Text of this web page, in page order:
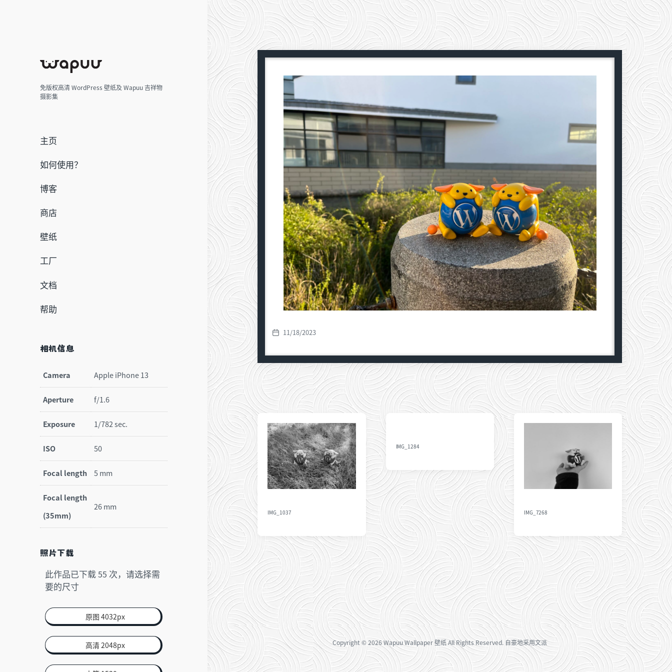
免版权高清 WordPress 壁纸及 Wapuu 吉祥物
摄影集
主页
如何使用？
博客
商店
壁纸
工厂
文档
帮助
相机信息
Camera Apple iPhone 13
Aperture f/1.6
Exposure 1/782 sec.
ISO 50
Focal length 5 mm
Focal length
(35mm)
26 mm
照片下载
此作品已下载55 次，请选择需
要的尺寸
原图 4032px
高清 2048px
发
布
日
期
11/18/2023
IMG_1037
IMG_1284
IMG_7268
Copyright© 2026Wapuu Wallpaper 壁纸All Rights Reserved. 自豪地采用文派